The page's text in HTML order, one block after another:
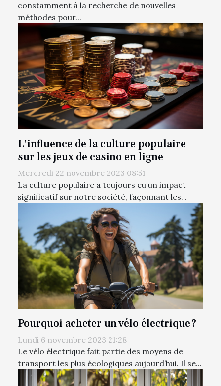
constamment à la recherche de nouvelles
méthodes pour...
L'influence de la culture populaire
sur les jeux de casino en ligne
Mercredi 22 novembre 2023 08:51
La culture populaire a toujours eu un impact
significatif sur notre société, façonnant les...
Pourquoi acheter un vélo électrique ?
Lundi 6 novembre 2023 21:28
Le vélo électrique fait partie des moyens de
transport les plus écologiques aujourd’hui. Il se...